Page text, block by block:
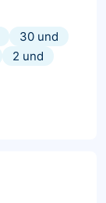
30 und
2 und